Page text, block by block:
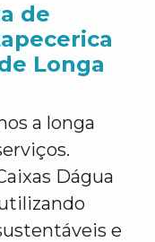
de
Longa
a longa
Dágua
e